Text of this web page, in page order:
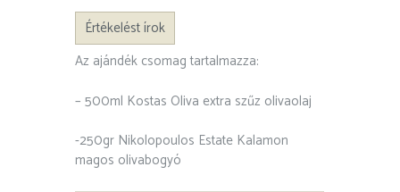
Értékelést írok
Az ajándék csomag tartalmazza:
– 500ml Kostas Oliva extra szűz olivaolaj
-250gr Nikolopoulos Estate Kalamon
magos olivabogyó